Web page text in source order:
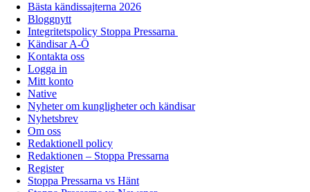
Bästa kändissajterna 2026
Bloggnytt
Integritetspolicy Stoppa Pressarna
Kändisar A-Ö
Kontakta oss
Logga in
Mitt konto
Native
Nyheter om kungligheter och kändisar
Nyhetsbrev
Om oss
Redaktionell policy
Redaktionen – Stoppa Pressarna
Register
Stoppa Pressarna vs Hänt